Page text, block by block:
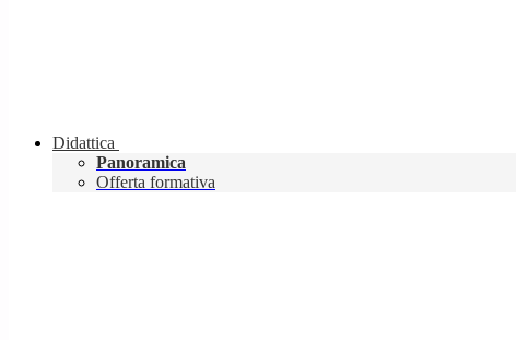
Didattica
Panoramica
Offerta formativa